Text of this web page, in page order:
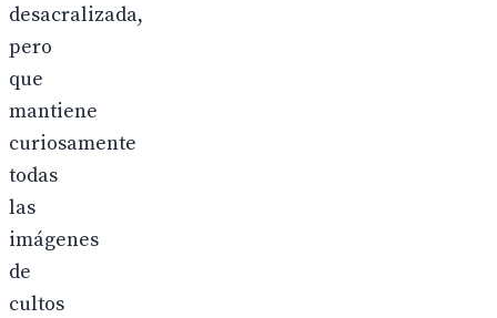
desacralizada,
pero
que
mantiene
curiosamente
todas
las
imágenes
de
cultos